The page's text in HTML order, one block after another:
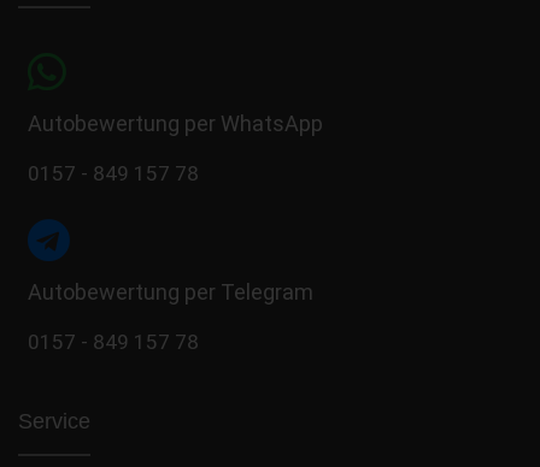
Autobewertung per WhatsApp
0157 - 849 157 78
Autobewertung per Telegram
0157 - 849 157 78
Service